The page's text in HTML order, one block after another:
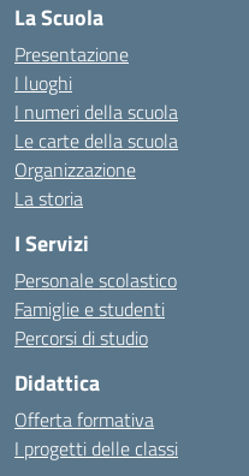
La Scuola
Presentazione
I luoghi
I numeri della scuola
Le carte della scuola
Organizzazione
La storia
I Servizi
Personale scolastico
Famiglie e studenti
Percorsi di studio
Didattica
Offerta formativa
I progetti delle classi